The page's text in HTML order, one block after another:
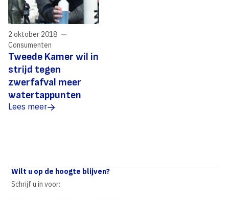
Tweede Kamer wil in
strijd tegen
zwerfafval meer
watertappunten
2 oktober 2018
Consumenten
Lees meer
Wilt u op de hoogte blijven?
Schrijf u in voor: